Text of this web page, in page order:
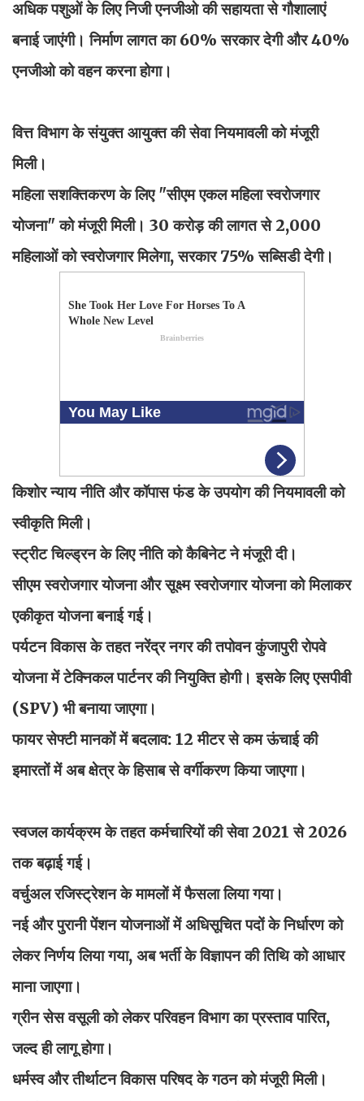
अधिक पशुओं के लिए निजी एनजीओ की सहायता से गौशालाएं
बनाई जाएंगी। निर्माण लागत का 60% सरकार देगी और 40%
एनजीओ को वहन करना होगा।
वित्त विभाग के संयुक्त आयुक्त की सेवा नियमावली को मंजूरी
मिली।
महिला सशक्तिकरण के लिए "सीएम एकल महिला स्वरोजगार
योजना" को मंजूरी मिली। 30 करोड़ की लागत से 2,000
महिलाओं को स्वरोजगार मिलेगा, सरकार 75% सब्सिडी देगी।
किशोर न्याय नीति और कॉपास फंड के उपयोग की नियमावली को
स्वीकृति मिली।
स्ट्रीट चिल्ड्रन के लिए नीति को कैबिनेट ने मंजूरी दी।
सीएम स्वरोजगार योजना और सूक्ष्म स्वरोजगार योजना को मिलाकर
एकीकृत योजना बनाई गई।
पर्यटन विकास के तहत नरेंद्र नगर की तपोवन कुंजापुरी रोपवे
योजना में टेक्निकल पार्टनर की नियुक्ति होगी। इसके लिए एसपीवी
(SPV) भी बनाया जाएगा।
फायर सेफ्टी मानकों में बदलाव: 12 मीटर से कम ऊंचाई की
इमारतों में अब क्षेत्र के हिसाब से वर्गीकरण किया जाएगा।
स्वजल कार्यक्रम के तहत कर्मचारियों की सेवा 2021 से 2026
तक बढ़ाई गई।
वर्चुअल रजिस्ट्रेशन के मामलों में फैसला लिया गया।
नई और पुरानी पेंशन योजनाओं में अधिसूचित पदों के निर्धारण को
लेकर निर्णय लिया गया, अब भर्ती के विज्ञापन की तिथि को आधार
माना जाएगा।
ग्रीन सेस वसूली को लेकर परिवहन विभाग का प्रस्ताव पारित,
जल्द ही लागू होगा।
धर्मस्व और तीर्थाटन विकास परिषद के गठन को मंजूरी मिली।